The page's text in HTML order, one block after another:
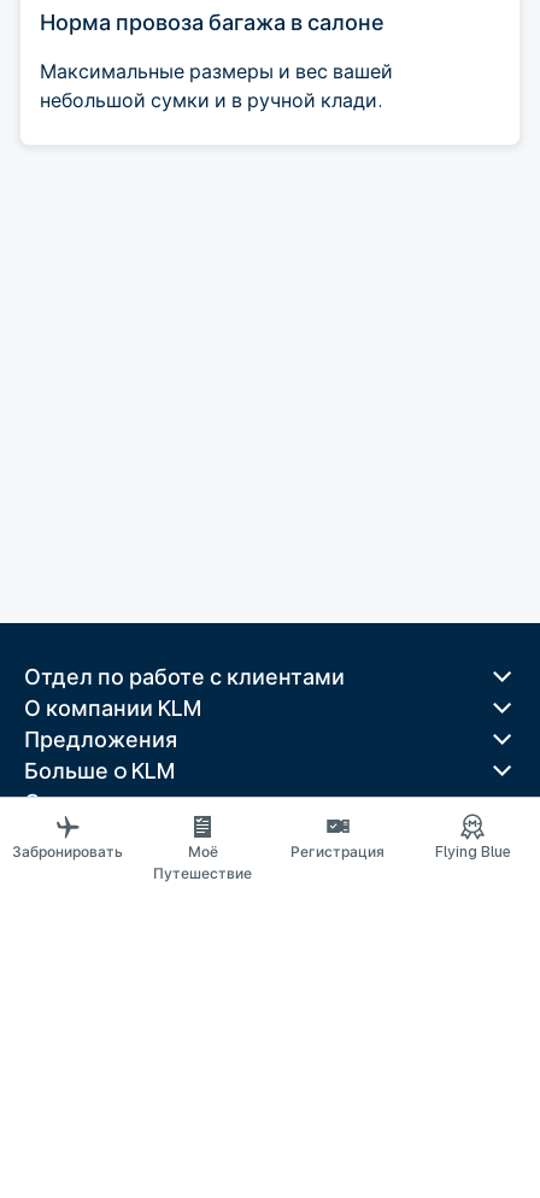
Норма провоза багажа в салоне
Максимальные размеры и вес вашей
небольшой сумки и в ручной клади.
Отдел по работе с клиентами
О компании KLM
Предложения
Больше o KLM
Скачать приложение
Связанные веб-сайты
Путеводители
Забронировать
Моё
Путешествие
Регистрация Flying Blue